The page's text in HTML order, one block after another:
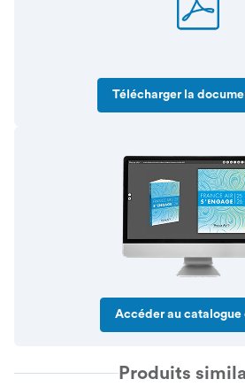
Télécharger la
Accéder au catalogue
Produits